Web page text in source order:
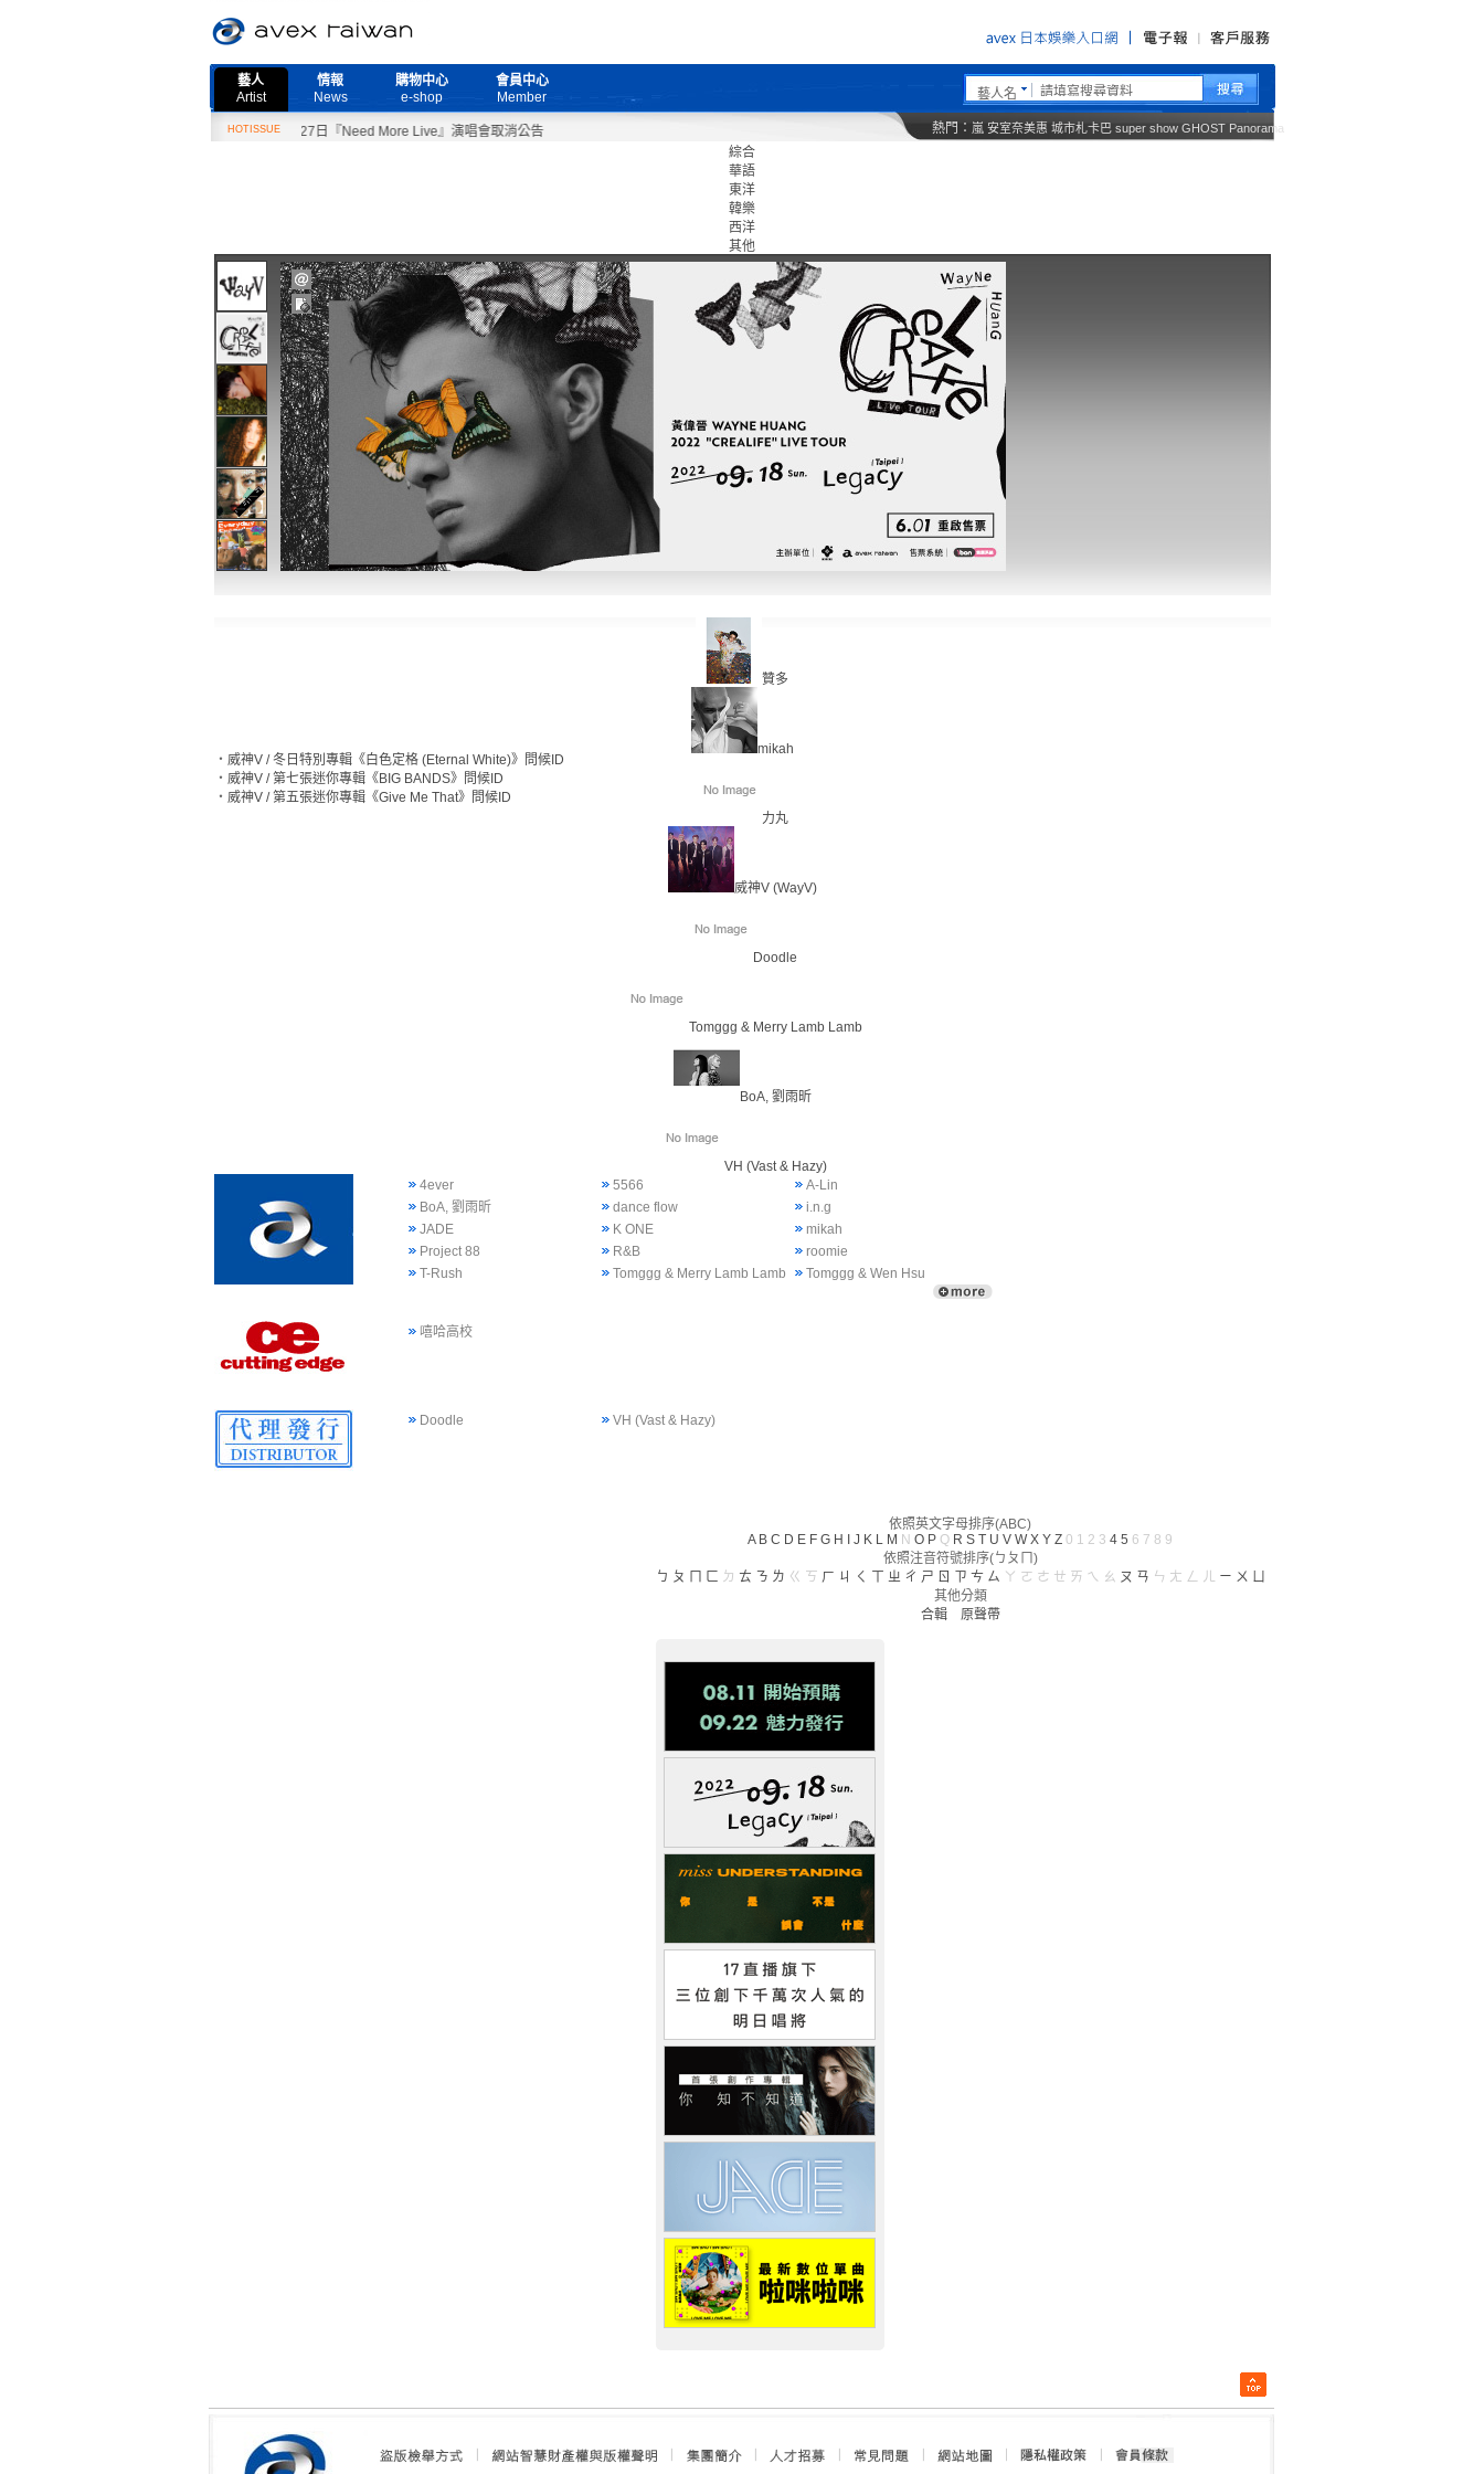
藝人
Artist
情報
News
購物中心
e-shop
會員中心
Member
藝人名
HOTISSUE
2月27日『Need More Live』演唱會取消公告 熱門： 嵐 安室奈美惠 城市札卡巴 super show GHOST Panorama
綜合
華語
東洋
韓樂
西洋
其他
‧ 威神V / 冬日特別專輯《白色定格 (Eternal White)》問候ID
‧ 威神V / 第七張迷你專輯《BIG BANDS》問候ID
‧ 威神V / 第五張迷你專輯《Give Me That》問候ID
贊多
mikah
力丸
威神V (WayV)
Doodle
Tomggg & Merry Lamb Lamb
BoA, 劉雨昕
VH (Vast & Hazy)
4ever
5566
A-Lin
BoA, 劉雨昕
dance flow
i.n.g
JADE
K ONE
mikah
Project 88
R&B
roomie
T-Rush
Tomggg & Merry Lamb Lamb Tomggg & Wen Hsu
嘻哈高校
Doodle VH (Vast & Hazy)
依照英文字母排序(ABC)
A B C D E F G H J K L M N O P Q R S T U V W X Y Z 0 1 2 3 4 5 6 7 8 9
依照注音符號排序(ㄅㄆㄇ)
ㄅ ㄆ ㄈ ㄉ ㄊ ㄋ ㄌ ㄍ ㄎ ㄏ ㄐ ㄑ ㄓ ㄔ ㄕ ㄖ ㄗ ㄘ ㄙ ㄚ ㄛ ㄜ ㄝ ㄞ ㄟ ㄠ ㄡ ㄢ ㄣ ㄤ ㄥ ㄦ ㄧ ㄨ ㄩ
其他分類
合輯
原聲帶